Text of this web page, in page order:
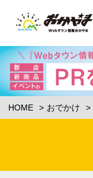
HOME おでかけ